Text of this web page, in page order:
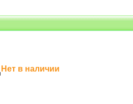
Нет в наличии